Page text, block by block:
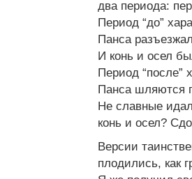
два периода:
Период “до”
Панса
И конь и осел
Период “после”
Панса шляются
Не славные
конь и осел?
Версии
плодились, как